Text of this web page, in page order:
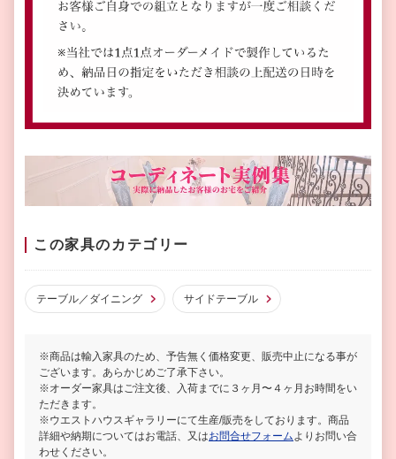
この家具のカテゴリー
テーブル／ダイニング サイドテーブル
※商品は輸入家具のため、予告無く価格変更、販売中止になる事が
ございます。あらかじめご了承下さい。
※オーダー家具はご注文後、入荷までに３ヶ月〜４ヶ月お時間をい
ただきます。
※ウエストハウスギャラリーにて生産/販売をしております。商品
詳細や納期についてはお電話、又はお問合せフォーム よりお問い合
わせください。